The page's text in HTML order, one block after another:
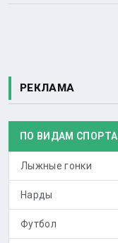
РЕКЛАМА
ПО ВИДАМ СПОРТА
Лыжные гонки
Нарды
Футбол